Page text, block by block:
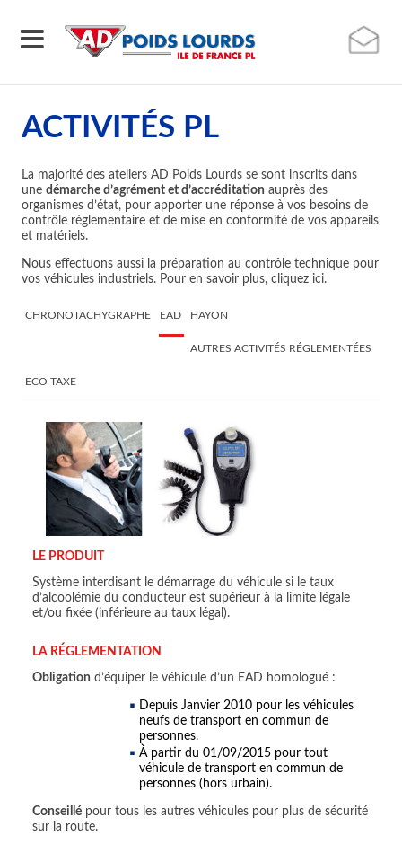
ACTIVITÉS PL
La majorité des ateliers AD Poids Lourds se sont inscrits dans
une démarche d’agrément et d’accréditation auprès des
organismes d’état, pour apporter une réponse à vos besoins de
contrôle réglementaire et de mise en conformité de vos appareils
et matériels.
Nous effectuons aussi la préparation au contrôle technique pour
vos véhicules industriels. Pour en savoir plus, cliquez ici.
CHRONOTACHYGRAPHE EAD HAYON
AUTRES ACTIVITÉS RÉGLEMENTÉES
ECO-TAXE
LE PRODUIT
Système interdisant le démarrage du véhicule si le taux
d’alcoolémie du conducteur est supérieur à la limite légale
et/ou fixée (inférieure au taux légal).
LA RÉGLEMENTATION
Obligation d’équiper le véhicule d’un EAD homologué :
Depuis Janvier 2010 pour les véhicules
neufs de transport en commun de
personnes.
À partir du 01/09/2015 pour tout
véhicule de transport en commun de
personnes (hors urbain).
Conseillé pour tous les autres véhicules pour plus de sécurité
sur la route.